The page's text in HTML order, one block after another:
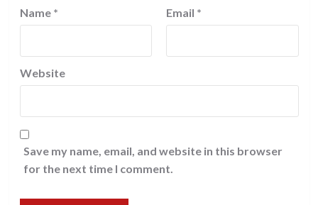
Name * Email *
Website
Save my name, email, and website in this browser
for the next time I comment.